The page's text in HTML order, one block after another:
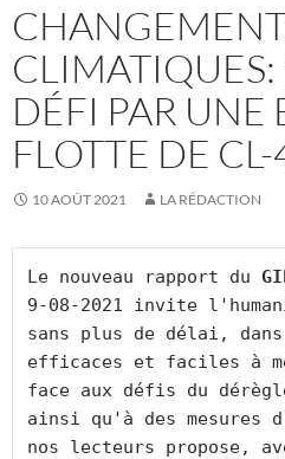
CLIMATIQUES:
DÉFI PAR UNE
FLOTTE DE
10 AOÛT 2021 LA RÉDACTION
Le nouveau rapport du
9-08-2021 invite
sans plus de délai,
efficaces et faciles à
face aux défis du
ainsi qu'à des mesures
nos lecteurs propose,